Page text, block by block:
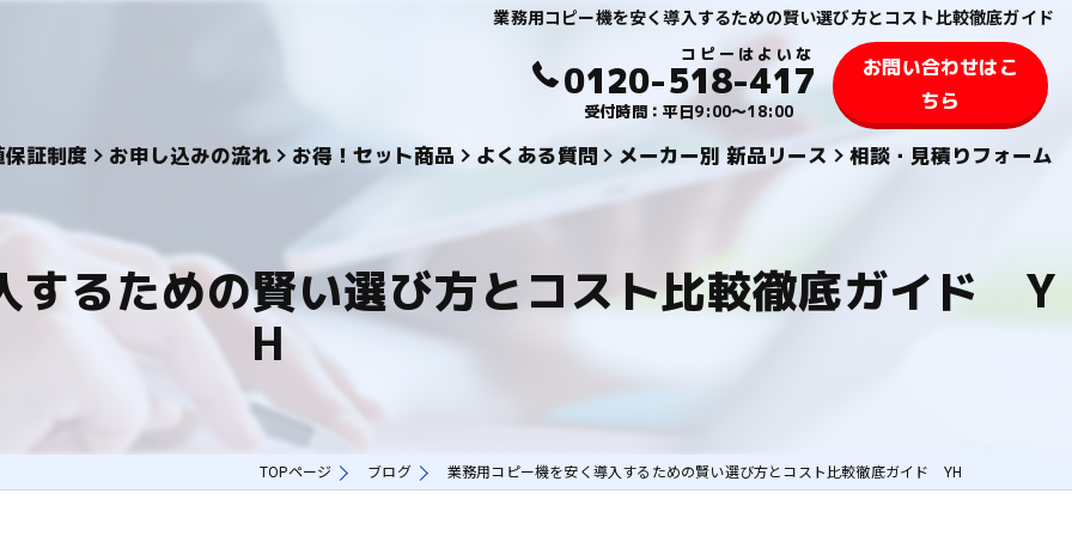
業務用コピー機を安く導入するための賢い選び方とコスト比較徹底ガイド
0120-518-417
受付時間：平日9:00～18:00
お問い合わせはこ
ちら
証制度 お申し込みの流れ お得！セット商品 よくある質問 メーカー別 新品リース
TOSHIBA 東芝
相談・見積りフォーム
するための賢い選び方とコスト比較徹底ガイド Y
H
TOPページ ブログ 業務用コピー機を安く導入するための賢い選び方とコスト比較徹底ガイド YH